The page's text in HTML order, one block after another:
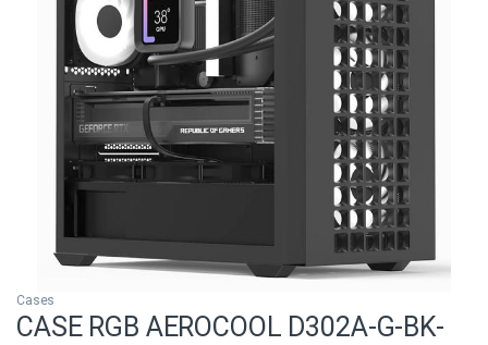
Cases
CASE RGB AEROCOOL D302A-G-BK-